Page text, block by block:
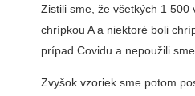
Zistili sme, že všetkých 1 500
chrípkou A a niektoré boli
prípad Covidu a nepoužili
Zvyšok vzoriek sme potom